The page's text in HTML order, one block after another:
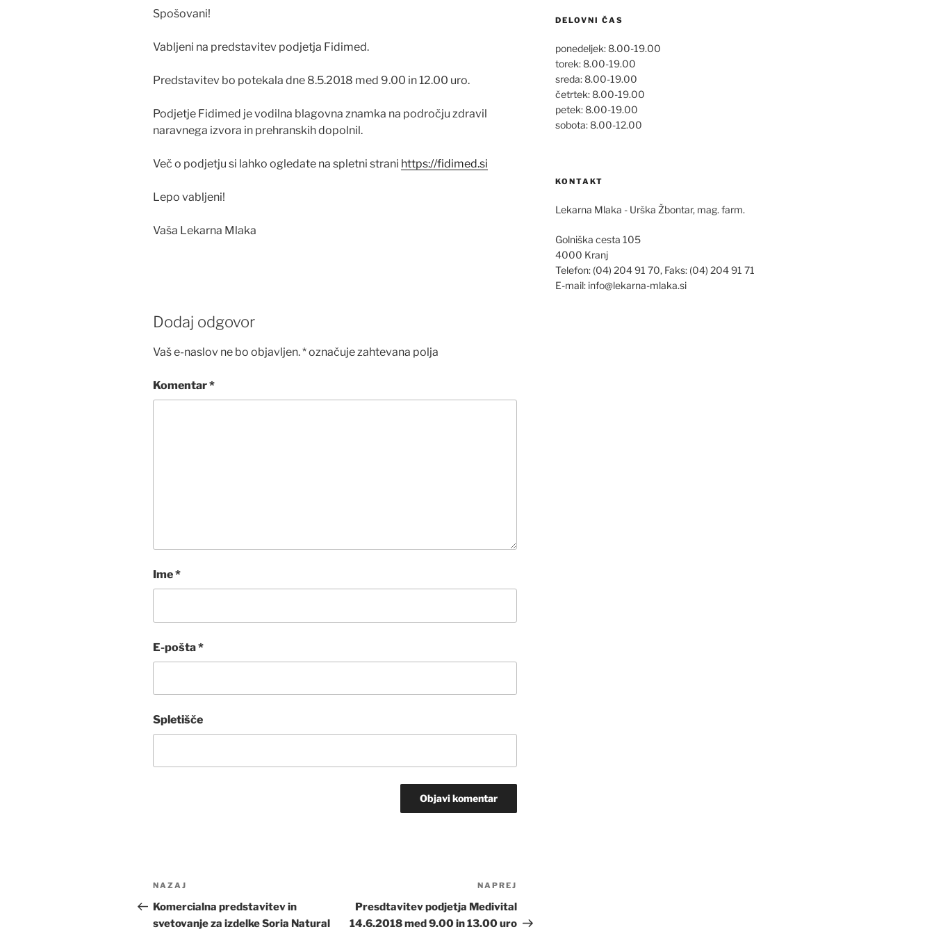
Spošovani!
Vabljeni na predstavitev podjetja Fidimed.
Predstavitev bo potekala dne 8.5.2018 med 9.00 in 12.00 uro.
Podjetje Fidimed je vodilna blagovna znamka na področju zdravil
naravnega izvora in prehranskih dopolnil.
Več o podjetju si lahko ogledate na spletni strani https://fidimed.si
Lepo vabljeni!
Vaša Lekarna Mlaka
Dodaj odgovor
Vaš e-naslov ne bo objavljen.*označuje zahtevana polja
Komentar*
Ime*
E-pošta*
Spletišče
Navigacija
prispevka
Prejšnji
prispevek
NAZAJ
Komercialna predstavitev in
svetovanje za izdelke Soria Natural
prispevek
NAPREJ
Presdtavitev podjetja Medivital
14.6.2018 med 9.00 in 13.00 uro
DELOVNI ČAS
ponedeljek: 8.00-19.00
torek: 8.00-19.00
sreda: 8.00-19.00
četrtek: 8.00-19.00
petek: 8.00-19.00
sobota: 8.00-12.00
KONTAKT
Lekarna Mlaka - Urška Žbontar, mag. farm.
Golniška cesta 105
4000 Kranj
Telefon: (04) 204 91 70, Faks: (04) 204 91 71
E-mail: info@lekarna-mlaka.si